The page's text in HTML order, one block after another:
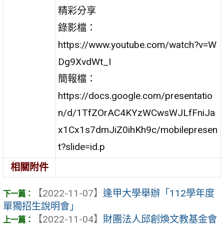
精彩分享
錄影檔：
https://www.youtube.com/watch?v=W
Dg9XvdWt_I
簡報檔：
https://docs.google.com/presentatio
n/d/1TfZOrAC4KYzWCwsWJLfFniJa
x1Cx1s7dmJiZ0ihKh9c/mobilepresen
t?slide=id.p
相關附件
【2022-11-07】 逢甲大學舉辦「112學年度
單獨招生說明會」
【2022-11-04】 財團法人邱創煥文教基金會